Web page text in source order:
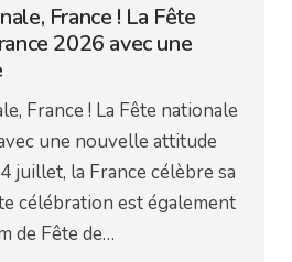
France ! La Fête
2026 avec une
France ! La Fête nationale
une nouvelle attitude
juillet, la France célèbre sa
célébration est également
de Fête de…